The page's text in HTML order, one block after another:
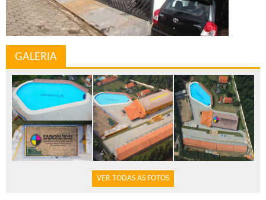
GALERIA
VER TODAS AS FOTOS